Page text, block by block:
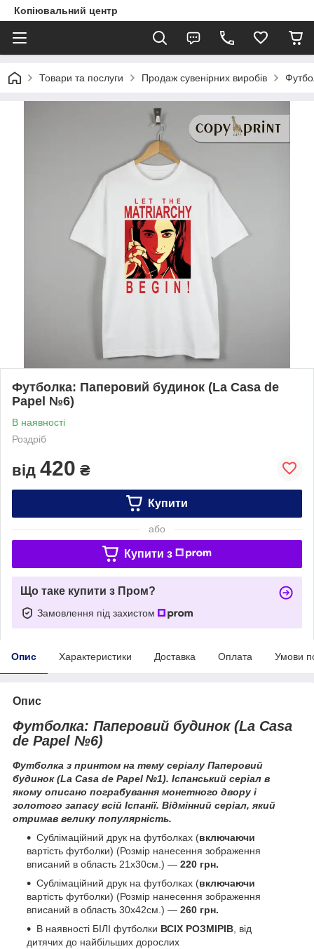
Копіювальний центр
Товари та послуги Продаж сувенірних виробів
Футболка: Паперовий будинок (La Casa de
Papel №6)
В наявності
Роздріб
від 420 ₴
Купити
або
Купити з
Що таке купити з Пром?
Замовлення під захистом
Опис Характеристики Доставка Оплата Умови
Опис
Футболка: Паперовий будинок (La Casa
de Papel №6)
Футболка з принтом на тему серіалу Паперовий
будинок (La Casa de Papel №1). Іспанський серіал в
якому описано пограбування монетного двору і
золотого запасу всій Іспанії. Відмінний серіал, який
отримав велику популярність.
Сублімаційний друк на футболках (включаючи
вартість футболки) (Розмір нанесення зображення
вписаний в область 21х30см.) ― 220 грн.
Сублімаційний друк на футболках (включаючи
вартість футболки) (Розмір нанесення зображення
вписаний в область 30х42см.) ― 260 грн.
В наявності БІЛІ футболки ВСІХ РОЗМІРІВ, від
дитячих до найбільших дорослих